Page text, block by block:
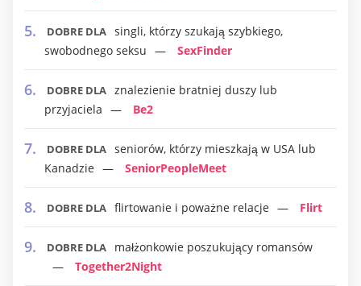
DOBRE DLA singli, którzy szukają szybkiego,
swobodnego seksu
SexFinder
DOBRE DLA znalezienie bratniej duszy lub
przyjaciela
Be2
DOBRE DLA seniorów, którzy mieszkają w USA lub
Kanadzie
SeniorPeopleMeet
DOBRE DLA flirtowanie i poważne relacje Flirt
DOBRE DLA
małżonkowie poszukujący romansów
Together2Night